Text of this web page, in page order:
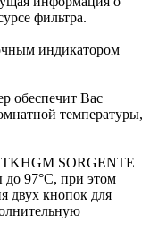
фильтра.
индикатором
обеспечит Вас
температуры,
SORGENTE
97°C, при этом
двух кнопок для